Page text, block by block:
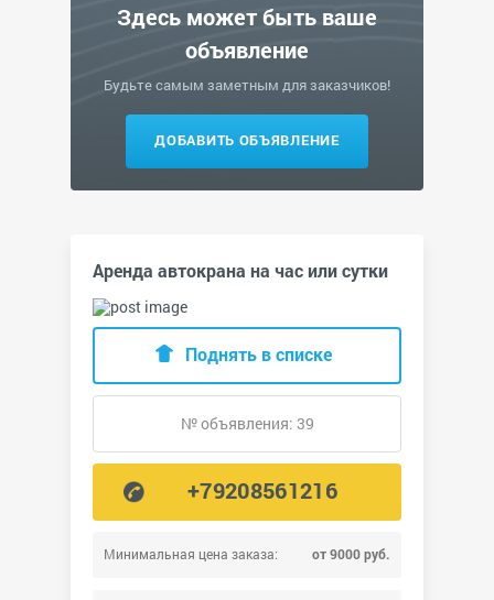
Здесь может быть ваше
объявление
Будьте самым заметным для заказчиков!
ДОБАВИТЬ ОБЪЯВЛЕНИЕ
Аренда автокрана на час или сутки
Минимальная цена заказа: от 9000 руб.
Поднять в списке
№ объявления: 39
+79208561216